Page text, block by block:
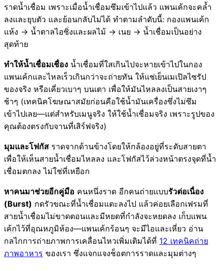
ราดน้ำเชื่อม เพราะเมื่อน้ำเชื่อมซึมเข้าไปแล้ว แพนเค้กจะคล้ำ
ลงและยุบตัว และย้อนกลับไม่ได้ ทำตามลำดับนี้: กองแพนเค้ก
แห้ง → น้ำตาลไอซิ่งและผลไม้ → เนย → น้ำเชื่อมเป็นอย่าง
สุดท้าย
ทำให้น้ำเชื่อมเชื่อง น้ำเชื่อมที่ใสเกินไปจะหายเข้าไปในกอง
แพนเค้กและไหลเร็วเกินกว่าจะถ่ายทัน ให้แช่เย็นเมเปิลไซรัป
ของจริง หรือเคี่ยวเบาๆ บนเตา เพื่อให้มันไหลลงเป็นสายเงาๆ
ช้าๆ (เทคนิคโฆษณาสมัยก่อนคือใช้น้ำมันเครื่องซึ่งไม่ซึม
เข้าไปเลย—แต่สำหรับเมนูจริง ให้ใช้น้ำเชื่อมจริง เพราะรูปของ
คุณต้องตรงกับจานที่เสิร์ฟจริง)
มุมและโฟกัส ราดจากด้านข้างโดยให้กล้องอยู่ที่ระดับสายตา
เพื่อให้เห็นสายน้ำเชื่อมไหลลง และโฟกัสไว้ล่วงหน้าตรงจุดที่น้ำ
เชื่อมตกลง ไม่ใช่ที่เหยือก
หาคนมาช่วยอีกคู่มือ คนหนึ่งราด อีกคนถ่ายแบบรัวต่อเนื่อง
(Burst) กดรัวขณะที่น้ำเชื่อมแตะลงไป แล้วค่อยเลือกเฟรมที่
สายน้ำเชื่อมไม่ขาดตอนและมีหยดที่กำลังจะหยดลง เก็บแพน
เค้กไว้ที่อุณหภูมิห้อง—แพนเค้กร้อนๆ จะมีไอและเหี่ยว อ่าน
กลไกการถ่ายภาพการเคลื่อนไหวเพิ่มเติมได้ที่ 12 เทคนิคถ่าย
ภาพอาหาร ของเรา ซึ่งแจกแจงช็อตการราดและมุมต่างๆ